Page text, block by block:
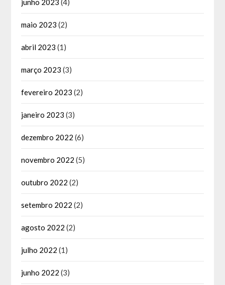
junho 2023 (4)
maio 2023 (2)
abril 2023 (1)
março 2023 (3)
fevereiro 2023 (2)
janeiro 2023 (3)
dezembro 2022 (6)
novembro 2022 (5)
outubro 2022 (2)
setembro 2022 (2)
agosto 2022 (2)
julho 2022 (1)
junho 2022 (3)